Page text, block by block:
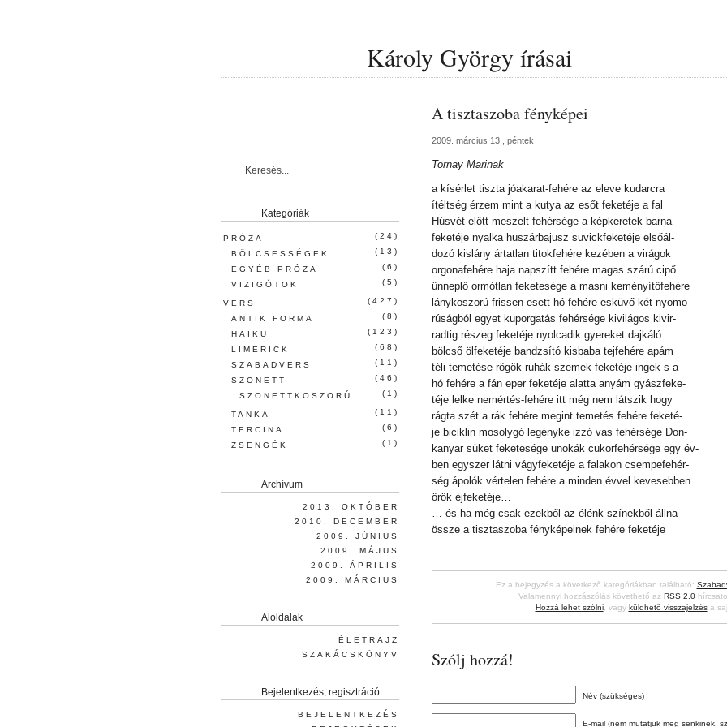
Károly György írásai
A tisztaszoba fényképei
2009. március 13., péntek
Tornay Marinak
a kísérlet tiszta jóakarat-fehére az eleve kudarcra
ítéltség érzem mint a kutya az esőt feketéje a fal
Húsvét előtt meszelt fehérsége a képkeretek barna-
feketéje nyalka huszárbajusz suvickfeketéje elsőál-
dozó kislány ártatlan titokfehére kezében a virágok
orgonafehére haja napszítt fehére magas szárú cipő
ünneplő ormótlan feketesége a masni keményítőfehére
lánykoszorú frissen esett hó fehére esküvő két nyomo-
rúságból egyet kuporgatás fehérsége kivilágos kivir-
radtig részeg feketéje nyolcadik gyereket dajkáló
bölcső ölfeketéje bandzsító kisbaba tejfehére apám
téli temetése rögök ruhák szemek feketéje ingek s a
hó fehére a fán eper feketéje alatta anyám gyászfeke-
téje lelke nemértés-fehére itt még nem látszik hogy
rágta szét a rák fehére megint temetés fehére feketé-
je biciklin mosolygó legényke izzó vas fehérsége Don-
kanyar süket feketesége unokák cukorfehérsége egy év-
ben egyszer látni vágyfeketéje a falakon csempefehér-
ség ápolók vértelen fehére a minden évvel kevesebben
örök éjfeketéje…
… és ha még csak ezekből az élénk színekből állna
össze a tisztaszoba fényképeinek fehére feketéje
Ez a bejegyzés a következő kategóriákban található:
Valamennyi hozzászólás követhető az RSS 2.0
Hozzá lehet szólni, vagy küldhető visszajelzésa
Szólj hozzá!
Név (szükséges)
E-mail (nem mutatjuk meg senkinek,
Kategóriák
PRÓZA
(24)
BÖLCSESSÉGEK
(13)
EGYÉB PRÓZA
(6)
VIZIGÓTOK
(5)
VERS
(427)
ANTIK FORMA
(8)
HAIKU
(123)
LIMERICK
(68)
SZABADVERS
(11)
SZONETT
(46)
SZONETTKOSZORÚ
(1)
TANKA
(11)
TERCINA
(6)
ZSENGÉK
(1)
Archívum
2013. OKTÓBER
2010. DECEMBER
2009. JÚNIUS
2009. MÁJUS
2009. ÁPRILIS
2009. MÁRCIUS
Aloldalak
ÉLETRAJZ
SZAKÁCSKÖNYV
Bejelentkezés, regisztráció
BEJELENTKEZÉS